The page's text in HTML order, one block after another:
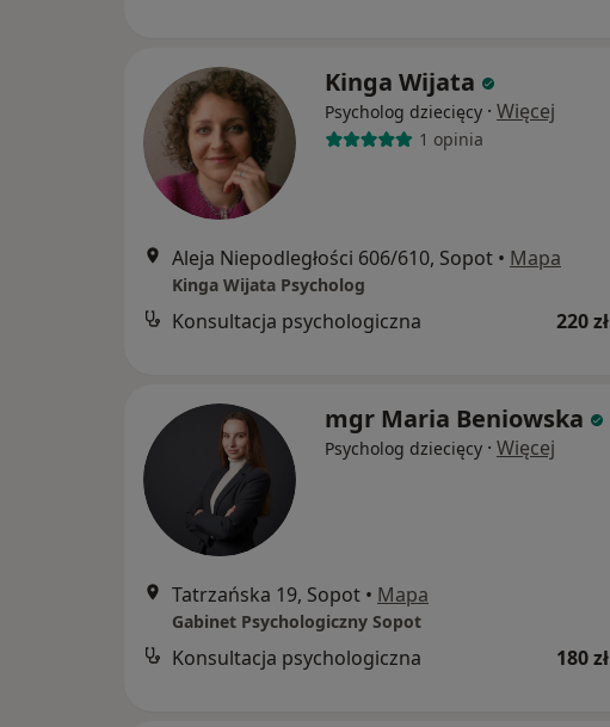
Kinga Wijata
Psycholog dziecięcy · Więcej
1 opinia
Aleja Niepodległości 606/610, Sopot • Mapa
Kinga Wijata Psycholog
Konsultacja psychologiczna 220 zł
mgr Maria Beniowska
Psycholog dziecięcy · Więcej
Tatrzańska 19, Sopot • Mapa
Gabinet Psychologiczny Sopot
Konsultacja psychologiczna 180 zł